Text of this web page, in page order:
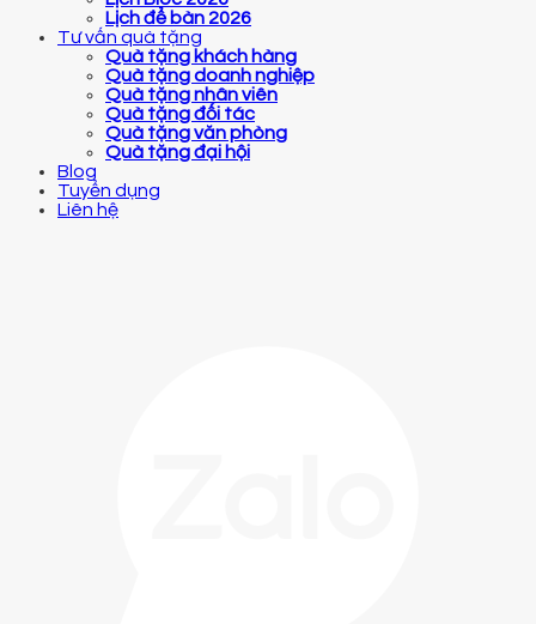
Lịch để bàn 2026
Tư vấn quà tặng
Quà tặng khách hàng
Quà tặng doanh nghiệp
Quà tặng nhân viên
Quà tặng đối tác
Quà tặng văn phòng
Quà tặng đại hội
Blog
Tuyển dụng
Liên hệ